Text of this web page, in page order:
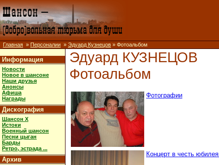
Главная » Персоналии » Эдуард Кузнецов » Фотоальбом
Информация
Новости
Новое в шансоне
Наши друзья
Анонсы
Афиша
Награды
Дискография
Шансон X
Истоки
Военный шансон
Песни цыган
Барды
Ретро, эстрада ...
Архив
Эдуард КУЗНЕЦОВ
Фотоальбом
Фотографии
Концерт в честь